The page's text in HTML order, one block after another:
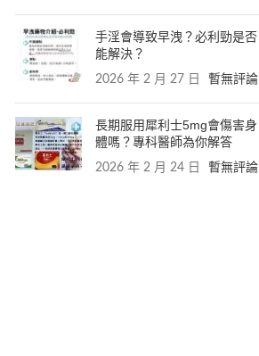
手淫會導致早洩？必利勁是否
能解決？
2026 年 2 月 27 日 暫無評論
長期服用犀利士5mg會傷害身
體嗎？專科醫師為你解答
2026 年 2 月 24 日 暫無評論